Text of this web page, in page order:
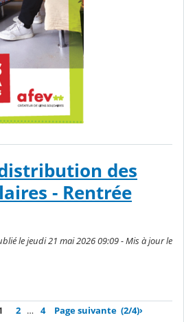
des
- Rentrée
le jeudi 21 mai 2026 09:09 - Mis à jour le
2 … 4 Page suivante (2/4)›